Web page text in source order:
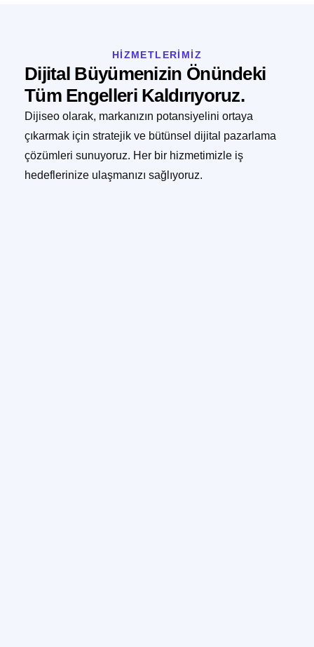
HİZMETLERİMİZ
Dijital Büyümenizin Önündeki
Tüm Engelleri Kaldırıyoruz.
Dijiseo olarak, markanızın potansiyelini ortaya
çıkarmak için stratejik ve bütünsel dijital pazarlama
çözümleri sunuyoruz. Her bir hizmetimizle iş
hedeflerinize ulaşmanızı sağlıyoruz.